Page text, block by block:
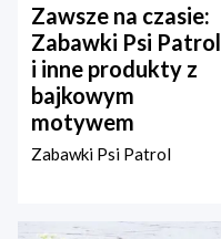
Zawsze na czasie:
Zabawki Psi Patrol
i inne produkty z
bajkowym
motywem
Zabawki Psi Patrol